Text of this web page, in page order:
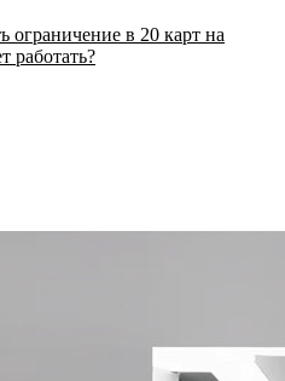
ограничение в 20 карт на
работать?